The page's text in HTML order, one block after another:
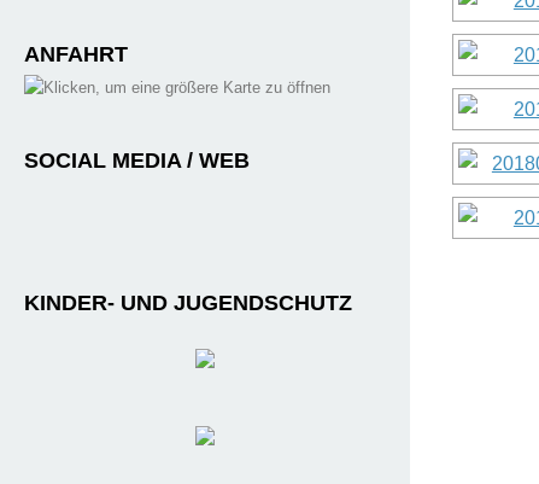
ANFAHRT
SOCIAL MEDIA / WEB
KINDER- UND JUGENDSCHUTZ